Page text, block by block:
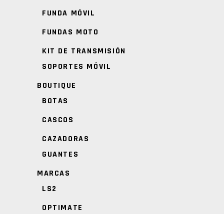
FUNDA MÓVIL
FUNDAS MOTO
KIT DE TRANSMISIÓN
SOPORTES MÓVIL
BOUTIQUE
BOTAS
CASCOS
CAZADORAS
GUANTES
MARCAS
LS2
OPTIMATE